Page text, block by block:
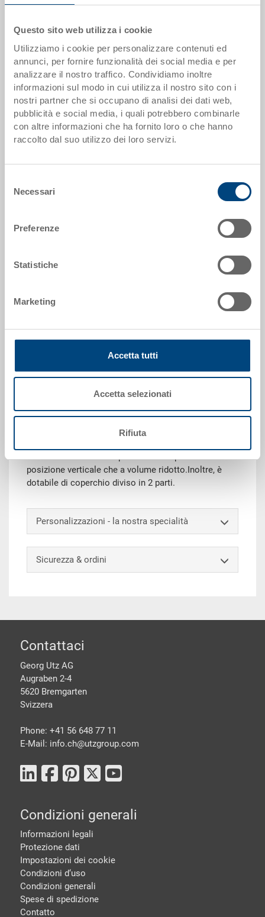
Questo sito web utilizza i cookie
Utilizziamo i cookie per personalizzare contenuti ed
annunci, per fornire funzionalità dei social media e per
analizzare il nostro traffico. Condividiamo inoltre
informazioni sul modo in cui utilizza il nostro sito con i
nostri partner che si occupano di analisi dei dati web,
pubblicità e social media, i quali potrebbero combinarle
con altre informazioni che ha fornito loro o che hanno
raccolto dal suo utilizzo dei loro servizi.
delNecessari
Preferenze
Statistiche
Marketing
Accetta tutti
Accetta selezionati
Rifiuta
da 100 pezzi CHF 106.10
da 250 pezzi CHF 91.95
I scaglioni di quantità corrispondono alle unità di imballaggio.
Dati articolo
|
Questo contenitore abbattibile salvaspazio fa
vuoto.Le pareti laterali di questo contenitore
riutilizzabile possono essere piegate verso l'interno,
contenitore abbattibile può essere impilato sia in
posizione verticale che a volume ridotto.Inoltre, è
dotabile di coperchio diviso in 2 parti.
Personalizzazioni - la nostra specialità
Sicurezza & ordini
piè di pagine
Contattaci
Georg Utz AG
Augraben 2-4
5620 Bremgarten
Svizzera
Phone: +41 56 648 77 11
E-Mail: info.ch@utzgroup.com
Condizioni generali
Informazioni legali
Protezione dati
Impostazioni dei cookie
Condizioni d‘uso
Condizioni generali
Spese di spedizione
Contatto